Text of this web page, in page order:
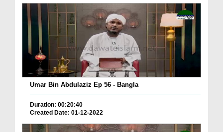
Umar Bin Abdulaziz Ep 56 - Bangla
Duration: 00:20:40
Created Date: 01-12-2022